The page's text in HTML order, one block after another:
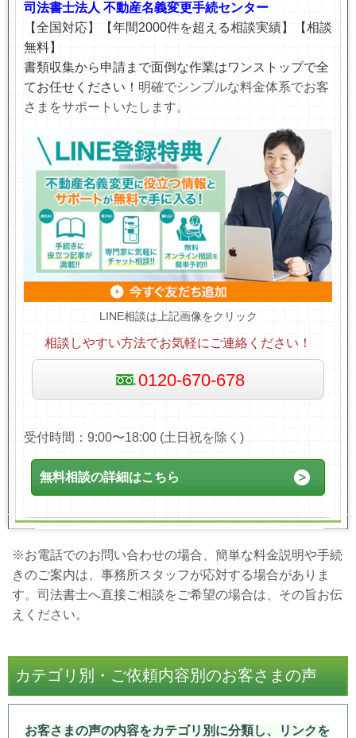
司法書士法人 不動産名義変更手続センター
【全国対応】【年間2000件を超える相談実績】【相談
無料】
書類収集から申請まで面倒な作業はワンストップで全
てお任せください！ 明確でシンプルな料金体系でお客
さまをサポートいたします。
LINE相談は上記画像をクリック
相談しやすい方法でお気軽にご連絡ください！
0120-670-678
受付時間：9:00〜18:00 (土日祝を除く)
無料相談の詳細はこちら
※お電話でのお問い合わせの場合、簡単な料金説明や手続
きのご案内は、事務所スタッフが応対する場合がありま
す。司法書士へ直接ご相談をご希望の場合は、その旨お伝
えください。
カテゴリ別・ご依頼内容別のお客さまの声
お客さまの声の内容をカテゴリ別に分類し、リンクを